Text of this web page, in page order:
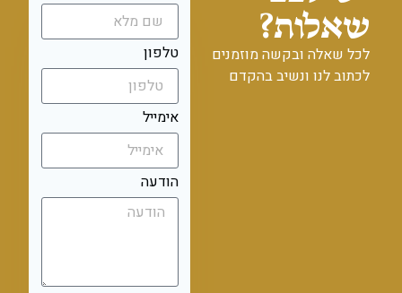
שאלה ובקשה מוזמנים
לנו ונשיב בהקדם
טלפון